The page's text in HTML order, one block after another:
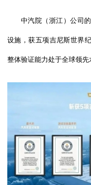
中汽院（浙江）公司
设施，获五项吉尼斯世界
整体验证能力处于全球领先